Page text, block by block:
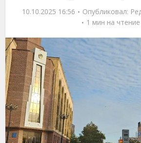
10.10.2025 16:56 Опубликовал:
1 мин на чтение